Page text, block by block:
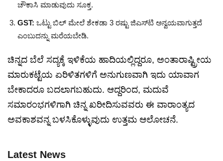
ಚೌಕಾಸಿ ಮಾಡುವುದು ಸೂಕ್ತ.
GST: ಒಟ್ಟು ಬಿಲ್ ಮೇಲೆ ಶೇಕಡಾ 3 ರಷ್ಟು ಜಿಎಸ್‌ಟಿ ಅನ್ವಯವಾಗುತ್ತದೆ
ಎಂಬುದನ್ನು ಮರೆಯಬೇಡಿ.
ಚಿನ್ನದ ಬೆಲೆ ಸದ್ಯಕ್ಕೆ ಇಳಿಕೆಯ ಹಾದಿಯಲ್ಲಿದ್ದರೂ, ಅಂತಾರಾಷ್ಟ್ರೀಯ
ಮಾರುಕಟ್ಟೆಯ ಏರಿಳಿತಗಳಿಗೆ ಅನುಗುಣವಾಗಿ ಇದು ಯಾವಾಗ
ಬೇಕಾದರೂ ಬದಲಾಗಬಹುದು. ಆದ್ದರಿಂದ, ಮದುವೆ
ಸಮಾರಂಭಗಳಿಗಾಗಿ ಚಿನ್ನ ಖರೀದಿಸುವವರು ಈ ವಾರಾಂತ್ಯದ
ಅವಕಾಶವನ್ನ ಬಳಸಿಕೊಳ್ಳುವುದು ಉತ್ತಮ ಆಲೋಚನೆ.
Latest News